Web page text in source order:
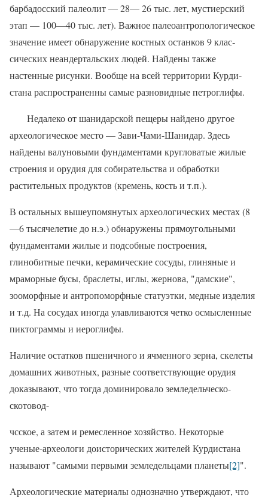
барбадосский палеолит — 28— 26 тыс. лет, мустиерский
этап — 100—40 тыс. лет). Важное палеоантропологическое
значение имеет об­наружение костных останков 9 клас­
сических неандертальских людей. Найдены также
настенные рисунки. Вообще на всей территории Курди­
стана распространенны самые разно­видные петроглифы.
Недалеко от шанидарской пещеры найдено другое
археологическое ме­сто — Зави-Чами-Шанидар. Здесь
найдены валуновыми фундаментами кругловатые жилые
строения и ору­дия для собирательства и обработки
растительных продуктов (кремень, кость и т.п.).
В остальных вышеупомянутых ар­хеологических местах (8
—6 тысяче­летие до н.э.) обнаружены прямоугольными
фундаментами жилые и подсобные построения,
глинобитные печки, керамические сосуды, глиня­ные и
мраморные бусы, браслеты, иг­лы, жернова, "дамские",
зооморфные и антропоморфные статуэтки, медные изделия
и т.д. На сосудах иногда улавливаются четко осмысленные
пиктограммы и иероглифы.
Наличие остатков пшеничного и ячменного зерна, скелеты
домашних животных, разные соответствующие орудия
доказывают, что тогда доми­нировало земледельческо-
скотовод-
чсское, а затем и ремесленное хо­зяйство. Некоторые
ученые-археоло­ги доисторических жителей Курди­стана
называют "самыми первыми земледельцами планеты[2]".
Археологические материалы одно­значно утверждают, что